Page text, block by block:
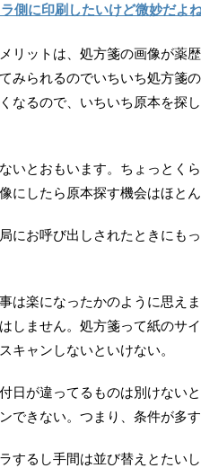
側に印刷したいけど微妙だよ
リットは、処方箋の画像が薬
みられるのでいちいち処方箋
なるので、いちいち原本を探
いとおもいます。ちょっとく
にしたら原本探す機会はほとん
にお呼び出しされたときにも
は楽になったかのように思え
しません。処方箋って紙のサ
キャンしないといけない。
日が違ってるものは別けない
できない。つまり、条件が多
するし手間は並び替えとたい